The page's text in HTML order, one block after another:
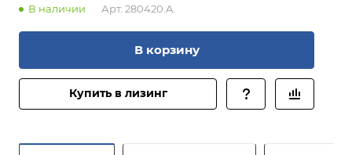
В наличии Арт. 280420.A.
В корзину
Купить в лизинг